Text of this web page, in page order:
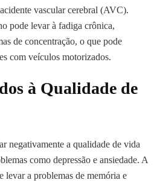
vascular cerebral (AVC).
pode levar à fadiga crônica,
de concentração, o que pode
com veículos motorizados.
à Qualidade de
negativamente a qualidade de vida
como depressão e ansiedade. A
levar a problemas de memória e